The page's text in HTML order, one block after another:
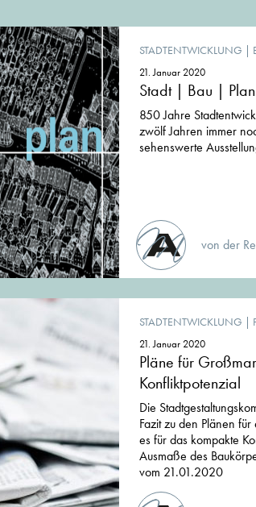
STADTENTWICKLUNG |
21. Januar 2020
Stadt | Bau | Plan
850 Jahre
zwölf Jahren immer
sehenswerte
von der
STADTENTWICKLUNG |
21. Januar 2020
Pläne für
Konfliktpotenzial
Die
Fazit zu den Plänen
es für das kompakte
Ausmaße des
vom 21.01.2020